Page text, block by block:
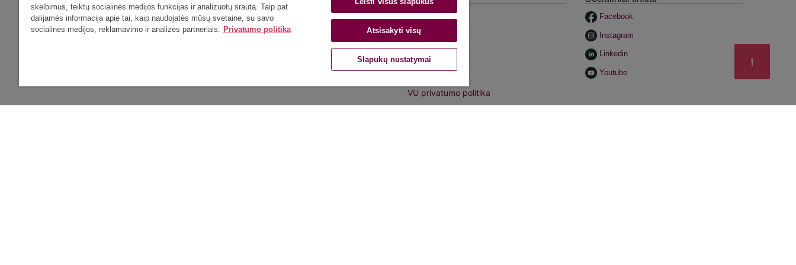
Universiteto g. 9, LT-01131 Vilnius
Telefonas: +370 5 266 7600
Studijų klausimais: +370 5 266 7606
El. paštas:
Žiniasklaidai: +370 5 268 7187
Biblioteka
Alumni
Fondas
Intranetas
VU privatumo politika
Facebook
Instagram
Linkedin
Youtube
skelbimus, teiktų socialinės medijos funkcijas ir analizuotų srautą. Taip pat
dalijamės informacija apie tai, kaip naudojatės mūsų svetaine, su savo
socialinės medijos, reklamavimo ir analizės partneriais. Privatumo politika Atsisakyti visų
Slapukų nustatymai